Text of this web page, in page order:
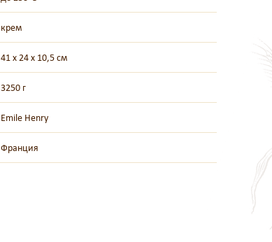
крем
41 х 24 х 10,5 см
3250 г
Emile Henry
Франция